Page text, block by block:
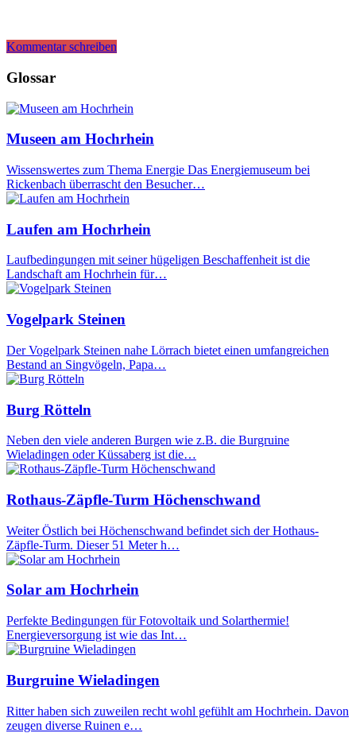
Kommentar schreiben
Glossar
Museen am Hochrhein
Wissenswertes zum Thema Energie Das Energiemuseum bei
Rickenbach überrascht den Besucher…
Laufen am Hochrhein
Laufbedingungen mit seiner hügeligen Beschaffenheit ist die
Landschaft am Hochrhein für…
Vogelpark Steinen
Der Vogelpark Steinen nahe Lörrach bietet einen umfangreichen
Bestand an Singvögeln, Papa…
Burg Rötteln
Neben den viele anderen Burgen wie z.B. die Burgruine
Wieladingen oder Küssaberg ist die…
Rothaus-Zäpfle-Turm Höchenschwand
Weiter Östlich bei Höchenschwand befindet sich der Hothaus-
Zäpfle-Turm. Dieser 51 Meter h…
Solar am Hochrhein
Perfekte Bedingungen für Fotovoltaik und Solarthermie!
Energieversorgung ist wie das Int…
Burgruine Wieladingen
Ritter haben sich zuweilen recht wohl gefühlt am Hochrhein. Davon
zeugen diverse Ruinen e…